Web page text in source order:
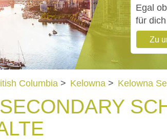
Egal
für
Zu
Columbia > Kelowna > Kelowna